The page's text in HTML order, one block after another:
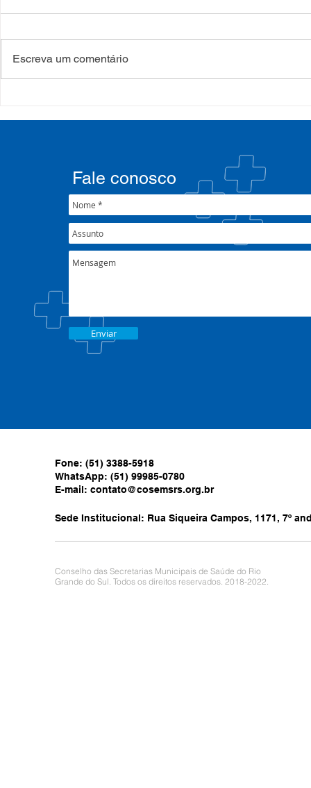
formação sobre saúde
crise climática
SETEC,
CIB/RS
Escreva um comentário
Enviar
Fale conosco
Fone: (51) 3388-5918
WhatsApp: (51) 99985-0780
E-mail: contato@cosemsrs.org.br
Sede Institucional: Rua Siqueira Campos, 1171, 7º
Conselho das Secretarias Municipais de Saúde do Rio
Grande do Sul. Todos os direitos reservados. 2018-2022.